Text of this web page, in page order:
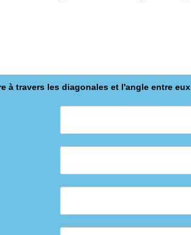
à travers les diagonales et l'angle entre eux